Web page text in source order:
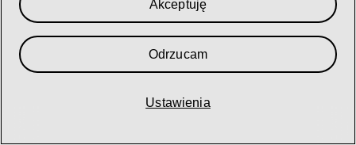
ograniczenia przetwarzania, przenoszenia, sprzeciwu, sprostowania
oraz cofnięcia zgód w każdym czasie, o ile stanowiły podstawę
przetwarzania.
Szczegółowe informacje dotyczące przetwarzania danych oraz
przysługujących Ci uprawnień, informacje dotyczące plików cookies
ustawieniami prywatności, znajdują się wPolityce Prywatności
Akceptuję
Odrzucam
Ustawienia